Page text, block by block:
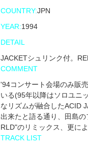
COUNTRY:JPN
YEAR:1994
DETAIL
JACKETシュリンク付。
COMMENT
'94コンサート会場のみ販
いる(95年以降はソロユニ
なリズムが融合したACID
出来たと語る通り、田島
RLD"のリミックス、更に
TRACK LIST